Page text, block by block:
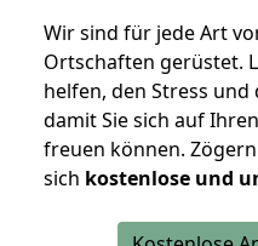
Wir sind für jede Art
Ortschaften gerüstet.
helfen, den Stress
damit Sie sich auf
freuen können.
sich kostenlose und